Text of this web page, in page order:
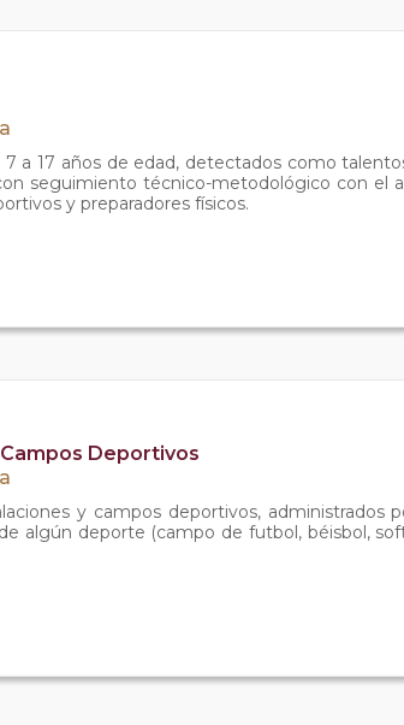
a 17 años de edad, detectados como
seguimiento técnico-metodológico con el
y preparadores físicos.
Deportivos
y campos deportivos,
algún deporte (campo de futbol, béisbol,